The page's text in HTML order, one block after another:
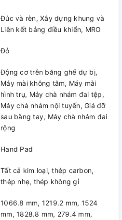
Đúc và rèn, Xây dựng khung và
Liên kết bảng điều khiển, MRO
Đỏ
Động cơ trên băng ghế dự bị,
Máy mài không tâm, Máy mài
hình trụ, Máy chà nhám đai tệp,
Máy chà nhám nội tuyến, Giá đỡ
sau bằng tay, Máy chà nhám đai
rộng
Hand Pad
Tất cả kim loại, thép carbon,
thép nhẹ, thép không gỉ
1066.8 mm, 1219.2 mm, 1524
mm, 1828.8 mm, 279.4 mm,